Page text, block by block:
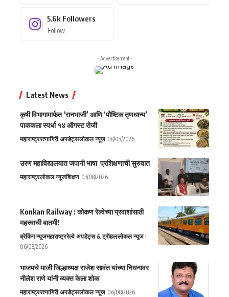
5.6k Followers
Follow
- Advertisement -
Latest News
कृषी विभागामार्फत ‘रानभाजी’ आणि ‘पौष्टिक तृणधान्य’
पाककला स्पर्धा १४ ऑगस्ट रोजी
महाराष्ट्ररत्नागिरी अपडेट्सलोकल न्यूज 08/08/2026
उरण महाविद्यालयात जपानी भाषा प्रशिक्षणाची सुरुवात
महाराष्ट्रलोकल न्यूजशिक्षण 07/08/2026
Konkan Railway : कोकण रेल्वेच्या प्रवाशांसाठी
महत्त्वाची बातमी!
ब्रेकिंग न्यूजमहाराष्ट्ररेल्वे अपडेट्स & ट्रॅव्हललोकल न्यूज
06/08/2026
भाजपचे माजी जिल्हाध्यक्ष राजेश सावंत यांच्या निधनावर
नीलेश राणे यांनी व्यक्त केला शोक
महाराष्ट्ररत्नागिरी अपडेट्सलोकल न्यूज 06/08/2026